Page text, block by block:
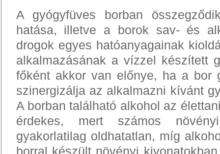
A gyógyfüves borban
hatása, illetve a borok sav- és
drogok egyes hatóanyagainak
alkalmazásának a vízzel készített
főként akkor van előnye, ha a bor
szinergizálja az alkalmazni kívánt
A borban található alkohol az
érdekes, mert számos
gyakorlatilag oldhatatlan, míg
borral készült növényi